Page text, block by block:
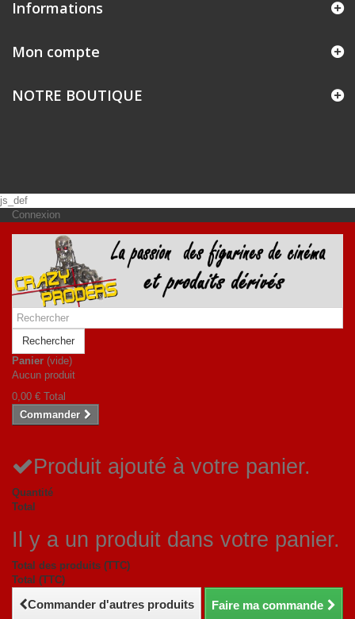
Informations
Mon compte
NOTRE BOUTIQUE
js_def
Connexion
Rechercher
Panier (vide)
Aucun produit
0,00 € Total
Commander
Produit ajouté à votre panier.
Quantité
Total
Il y a un produit dans votre panier.
Total des produits (TTC)
Total (TTC)
Commander d'autres produits Faire ma commande